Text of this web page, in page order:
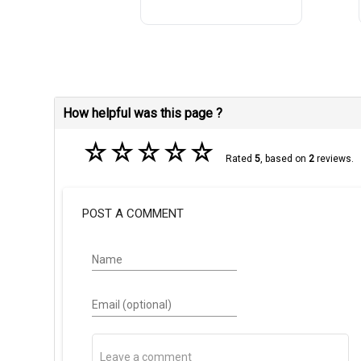
How helpful was this page ?
☆☆☆☆☆ Rated 5, based on 2reviews.
POST A COMMENT
Name
Email (optional)